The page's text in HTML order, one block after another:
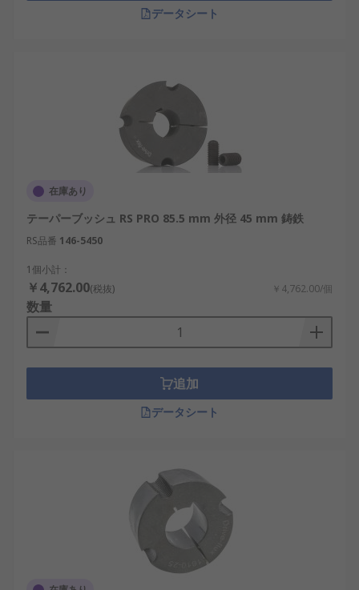
データシート
在庫あり
テーパーブッシュ RS PRO 85.5 mm 外径 45 mm 鋳鉄
RS品番 146-5450
1個小計：
￥4,762.00(税抜) ￥4,762.00/個
数量
追加
データシート